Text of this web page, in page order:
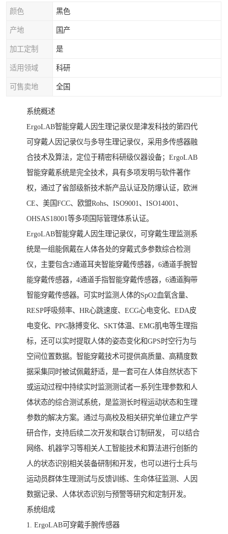
颜色 黑色
产地 国产
加工定制 是
适用领域 科研
可售卖地 全国
系统概述
ErgoLAB智能穿戴人因生理记录仪是津发科技的第四代
可穿戴人因记录仪与多导生理记录仪，采用多传感器融
合技术及算法，定位于精密科研级仪器设备；ErgoLAB
智能穿戴系统是完全技术，具有多项发明与软件著作
权，通过了省部级新技术新产品认证及防爆认证，欧洲
CE、美国FCC、欧盟Rohs、ISO9001、ISO14001、
OHSAS18001等多项国际管理体系认证。
ErgoLAB智能穿戴人因生理记录仪，可穿戴生理监测系
统是一组能佩戴在人体各处的穿戴式多参数综合检测
仪，主要包含2通道耳夹智能穿戴传感器，6通道手腕智
能穿戴传感器，4通道手指智能穿戴传感器，6通道胸带
智能穿戴传感器。可实时监测人体的SpO2血氧含量、
RESP呼吸频率、HR心跳速度、ECG心电变化、EDA皮
电变化、PPG脉搏变化、SKT体温、EMG肌电等生理指
标，还可以实时提取人体的姿态变化和GPS时空行为与
空间位置数据。智能穿戴技术可提供高质量、高精度数
据采集同时被试佩戴舒适，是一套可在人体自然状态下
或运动过程中持续实时监测测试者一系列生理参数和人
体状态的综合测试系统，是监测长时程运动状态和生理
参数的解决方案。通过与高校及相关研究单位建立产学
研合作，支持后续二次开发和联合订制研发， 可以结合
网络、机器学习等相关人工智能技术和算法进行创新的
人的状态识别相关装备研制和开发，也可以进行士兵与
运动员群体生理测试与反馈训练、生命体征监测、人因
数据记录、人体状态识别与预警等研究和定制开发。
系统组成
1. ErgoLAB可穿戴手腕传感器